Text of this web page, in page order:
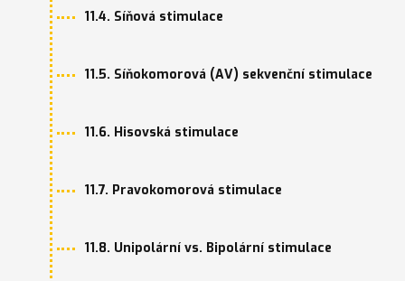
11.4. Síňová stimulace
11.5. Síňokomorová (AV) sekvenční stimulace
11.6. Hisovská stimulace
11.7. Pravokomorová stimulace
11.8. Unipolární vs. Bipolární stimulace